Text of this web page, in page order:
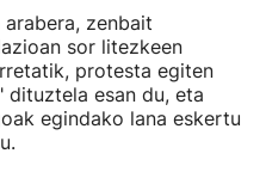
zenbait
sor litezkeen
protesta egiten
dituztela esan du, eta
egindako lana eskertu